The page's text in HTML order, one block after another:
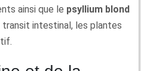
ainsi que le psyllium blond
intestinal, les plantes